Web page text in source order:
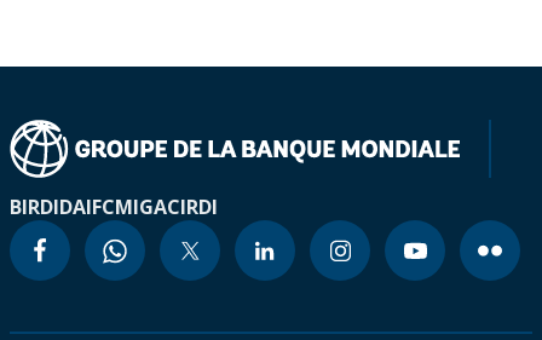
BIRDIDAIFCMIGACIRDI